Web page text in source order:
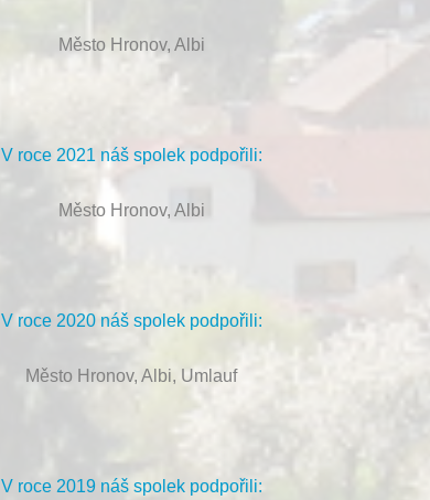
Město Hronov, Albi
V roce 2021 náš spolek podpořili:
Město Hronov, Albi
V roce 2020 náš spolek podpořili:
Město Hronov, Albi, Umlauf
V roce 2019 náš spolek podpořili: